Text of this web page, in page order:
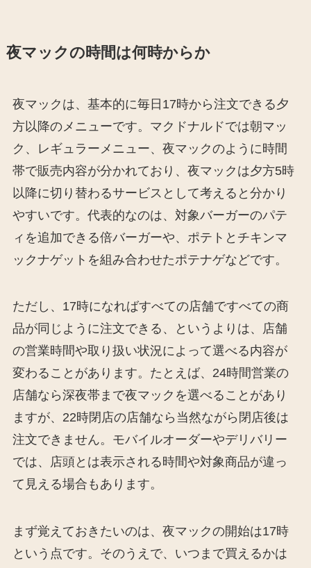
夜マックの時間は何時からか
夜マックは、基本的に毎日17時から注文できる夕
方以降のメニューです。マクドナルドでは朝マッ
ク、レギュラーメニュー、夜マックのように時間
帯で販売内容が分かれており、夜マックは夕方5時
以降に切り替わるサービスとして考えると分かり
やすいです。代表的なのは、対象バーガーのパテ
ィを追加できる倍バーガーや、ポテトとチキンマ
ックナゲットを組み合わせたポテナゲなどです。
ただし、17時になればすべての店舗ですべての商
品が同じように注文できる、というよりは、店舗
の営業時間や取り扱い状況によって選べる内容が
変わることがあります。たとえば、24時間営業の
店舗なら深夜帯まで夜マックを選べることがあり
ますが、22時閉店の店舗なら当然ながら閉店後は
注文できません。モバイルオーダーやデリバリー
では、店頭とは表示される時間や対象商品が違っ
て見える場合もあります。
まず覚えておきたいのは、夜マックの開始は17時
という点です。そのうえで、いつまで買えるかは